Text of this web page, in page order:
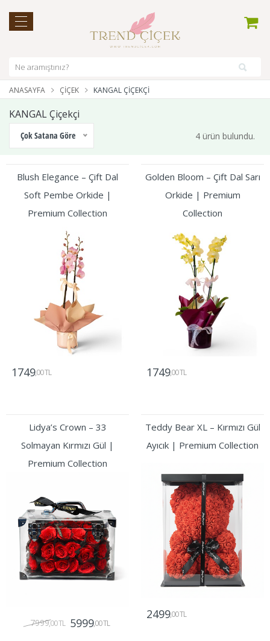
ANASAYFA ÇIÇEK KANGAL ÇIÇEKÇI
KANGAL Çiçekçi
Çok Satana Göre 4 ürün bulundu.
Blush Elegance – Çift Dal
Soft Pembe Orkide |
Premium Collection
1749,00 TL
Golden Bloom – Çift Dal Sarı
Orkide | Premium
Collection
1749,00 TL
Lidya’s Crown – 33
Solmayan Kırmızı Gül |
Premium Collection
7999,00 TL 5999,00 TL
Teddy Bear XL – Kırmızı Gül
Ayıcık | Premium Collection
2499,00 TL